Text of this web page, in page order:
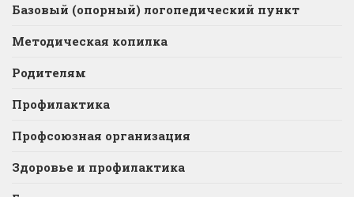
Базовый (опорный) логопедический пункт
Методическая копилка
Родителям
Профилактика
Профсоюзная организация
Здоровье и профилактика